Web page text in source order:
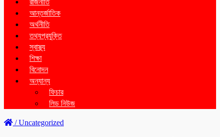
রাজনীতি
আন্তর্জাতিক
অর্থনীতি
তথ্যপ্রযুক্তি
স্বাস্থ্য
শিক্ষা
বিনোদন
অন্যান্য
ফিচার
লিড নিউজ
/Uncategorized